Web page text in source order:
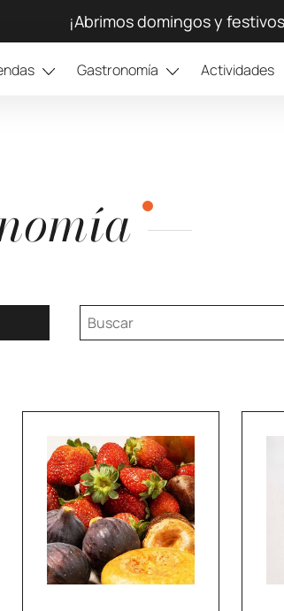
¡Abrimos domingos y
Gastronomía Actividades